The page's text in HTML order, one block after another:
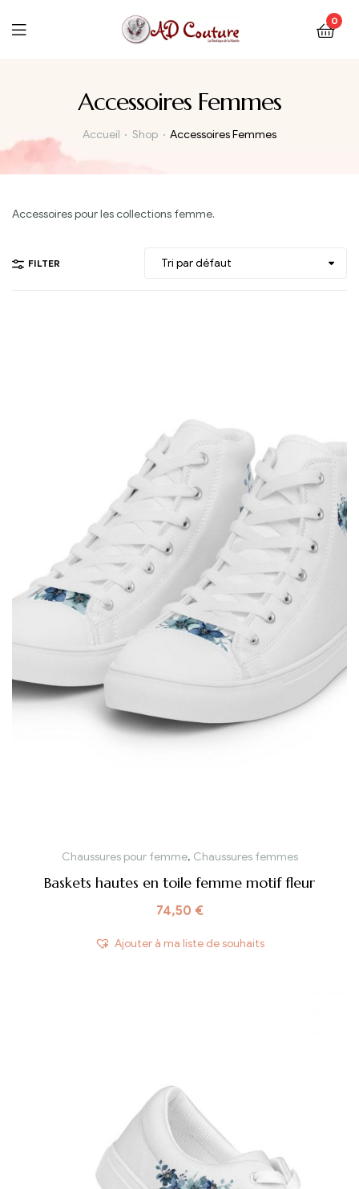
0
Accessoires Femmes
Accueil Shop Accessoires Femmes
Accessoires pour les collections femme.
FILTER
Chaussures pour femme, Chaussures femmes
Baskets hautes en toile femme motif fleur
74,50 €
Ajouter à ma liste de souhaits